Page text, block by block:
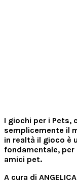
I giochi per i Pets,
semplicemente il
in realtà il gioco è
fondamentale,
amici pet.
A cura di ANGELICA